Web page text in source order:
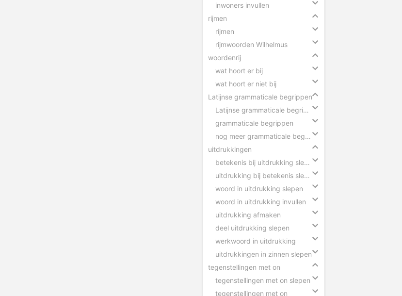
inwoners invullen
rijmen
rijmen
rijmwoorden Wilhelmus
woordenrij
wat hoort er bij
wat hoort er niet bij
Latijnse grammaticale begrippen
Latijnse grammaticale begrippen slepen
grammaticale begrippen
nog meer grammaticale begrippen
uitdrukkingen
betekenis bij uitdrukking slepen
uitdrukking bij betekenis slepen
woord in uitdrukking slepen
woord in uitdrukking invullen
uitdrukking afmaken
deel uitdrukking slepen
werkwoord in uitdrukking
uitdrukkingen in zinnen slepen
tegenstellingen met on
tegenstellingen met on slepen
tegenstellingen met on